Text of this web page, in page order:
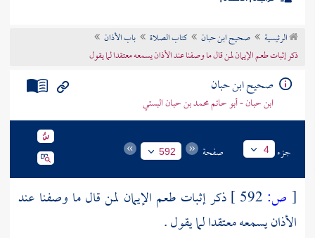
موضوعي
تراجم الأعلام
الرئيسية صحيح ابن حبان كتاب الصلاة
باب الأذان
ذكر إثبات طعم الإيمان لمن قال ما وصفنا عند الأذان يسمعه معتقدا لما يقول
صحيح ابن حبان
ابن حبان - أبو حاتم محمد بن حبان البستي
جزء 4 صفحة 592
[ ص:
ذكر إثبات طعم الإيمان لمن قال ما وصفنا عند
الأذان يسمعه معتقدا لما يقول .